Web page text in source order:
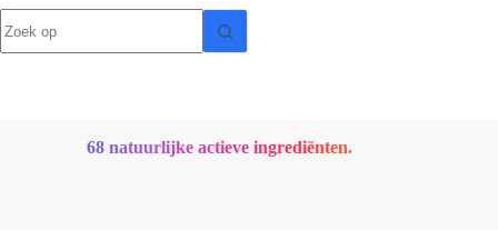
resultaten
68 natuurlijke actieve ingrediënten.